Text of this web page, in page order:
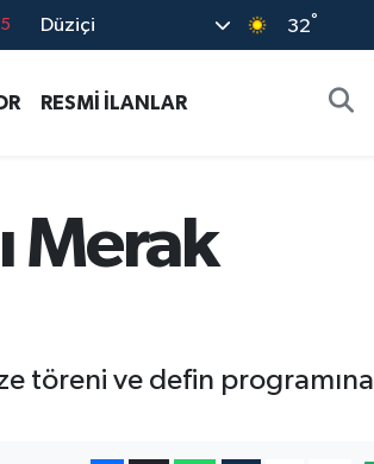
Düziçi 32°
RESMİ İLANLAR
Merak
töreni ve defin programına